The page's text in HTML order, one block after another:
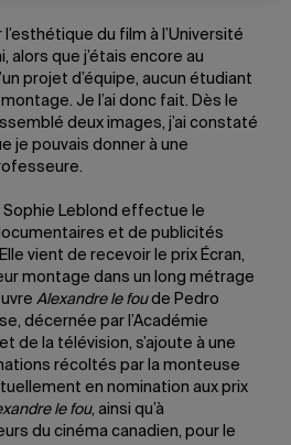
du film à l’Université
alors que j’étais encore au
projet d’équipe, aucun étudiant
Je l’ai donc fait. Dès le
deux images, j’ai constaté
je pouvais donner à une
Sophie Leblond effectue le
et de publicités
vient de recevoir le prix Écran,
montage dans un long métrage
Alexandre le foude Pedro
décernée par l’Académie
de la télévision, s’ajoute à une
récoltés par la monteuse
en nomination aux prix
le fou, ainsi qu’à
du cinéma canadien, pour le